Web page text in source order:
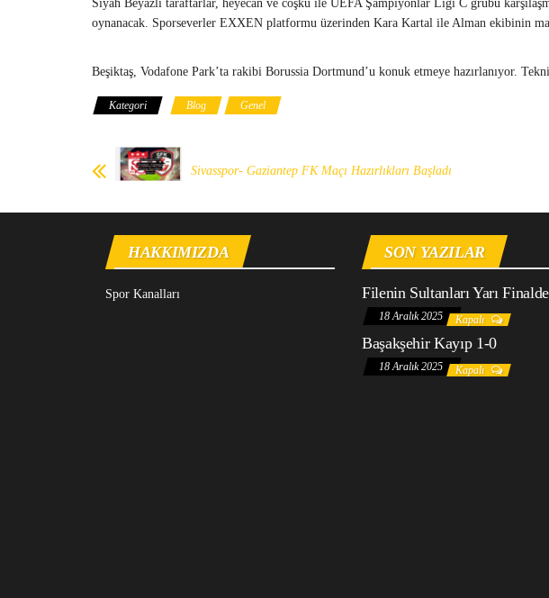
Siyah Beyazlı taraftarlar, heyecan ve coşku ile UEFA Şampiyonlar Ligi C grubu
oynanacak. Sporseverler EXXEN platformu üzerinden Kara Kartal ile Alman ekibinin
Beşiktaş, Vodafone Park’ta rakibi Borussia Dortmund’u konuk etmeye hazırlanıyor.
Kategori Blog Genel
Sivasspor- Gaziantep FK Maçı Hazırlıkları Başladı
HAKKIMIZDA
Spor Kanalları
SON YAZILAR
Filenin Sultanları Yarı Finalde
18 Aralık 2025 Kapalı
Başakşehir Kayıp 1-0
18 Aralık 2025 Kapalı